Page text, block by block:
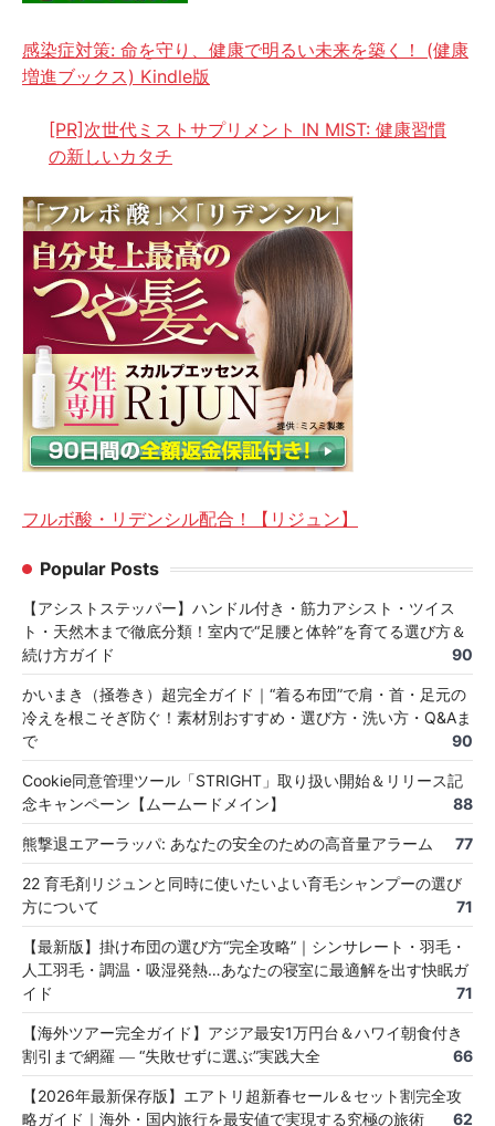
感染症対策: 命を守り、健康で明るい未来を築く！ (健康
増進ブックス) Kindle版
[PR]次世代ミストサプリメント IN MIST: 健康習慣
の新しいカタチ
フルボ酸・リデンシル配合！【リジュン】
Popular Posts
【アシストステッパー】ハンドル付き・筋力アシスト・ツイス
ト・天然木まで徹底分類！室内で“足腰と体幹”を育てる選び方＆
続け方ガイド
90
かいまき（掻巻き）超完全ガイド｜“着る布団”で肩・首・足元の
冷えを根こそぎ防ぐ！素材別おすすめ・選び方・洗い方・Q&Aま
で
90
Cookie同意管理ツール「STRIGHT」取り扱い開始＆リリース記
念キャンペーン【ムームードメイン】
88
熊撃退エアーラッパ: あなたの安全のための高音量アラーム 77
22 育毛剤リジュンと同時に使いたいよい育毛シャンプーの選び
方について
71
【最新版】掛け布団の選び方“完全攻略”｜シンサレート・羽毛・
人工羽毛・調温・吸湿発熱…あなたの寝室に最適解を出す快眠ガ
イド
71
【海外ツアー完全ガイド】アジア最安1万円台＆ハワイ朝食付き
割引まで網羅 ― “失敗せずに選ぶ”実践大全
66
【2026年最新保存版】エアトリ超新春セール＆セット割完全攻
略ガイド｜海外・国内旅行を最安値で実現する究極の旅術
62